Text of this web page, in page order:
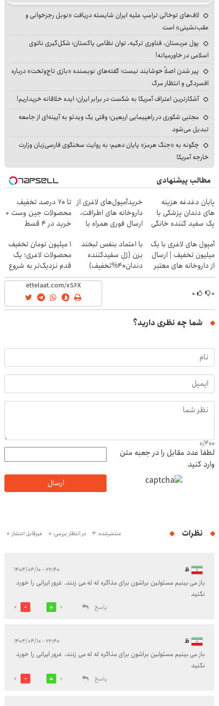
لاف‌های توخالی ترامپ علیه ایران شایسته دریافت «نوبل رجزخوانی و
عقب‌نشینی» است
پول عربستان، فناوری ترکیه، توان نظامی پاکستان؛ شکل‌گیری ناتوی
اسلامی در خاورمیانه!
پیر شدن اصلاً خوشایند نیست؛ گفته‌های نویسنده «بازی تاج‌وتخت» درباره
افسردگی و انتظار مرگ
آشکارترین اعتراف آمریکا به شکست در برابر ایران؛ ایده خلاقانه خریداریم!
مجتبی شکوری در راهپیمایی اربعین؛ وقتی یک ویدئو به آیینه‌ای از جامعه
تبدیل می‌شود
چگونه به «جنگ هرمز» پایان دهیم؛ به روایت سخنگوی فارسی‌زبان وزارت
خارجه آمریکا
مطالب پیشنهادی
پایان دغدغه هزینه
های دندان پزشکی با
پک سفید کننده خانگی
خریدآمپول‌های لاغری از
داروخانه های اطرافت،
ارسال فوری همراه با
تا 70 درصد تخفیف
محصولات جین وست +
خرید در 4 قسط
آمپول های لاغری با یک
میلیون تخفیف | ارسال
از داروخانه های معتبر
با اعتماد بنفس لبخند
بزن (ژل سفیدکننده
دندان40%تخفیف)
۱ میلیون تومان تخفیف
محصولات لاغری؛ یک
قدم نزدیک‌تر به شروع
کاهش وزن
۰ ۰
شما چه نظری دارید؟
0/400
لطفا عدد مقابل را در جعبه متن
وارد کنید
ارسال
نظرات منتشرشده: 3 در انتظار بررسی: 0 غیرقابل انتشار: 0
ظ ۲۲:۴۰ - ۱۴۰۴/۰۴/۱۰
باز می بینیم مسئولین براشون برای مذاکره له له می زنند. غرور ایرانی را خورد
نکنید
پاسخ
0
0
ظ ۲۲:۴۰ - ۱۴۰۴/۰۴/۱۰
باز می بینیم مسئولین براشون برای مذاکره له له می زنند. غرور ایرانی را خورد
نکنید
پاسخ
0
0